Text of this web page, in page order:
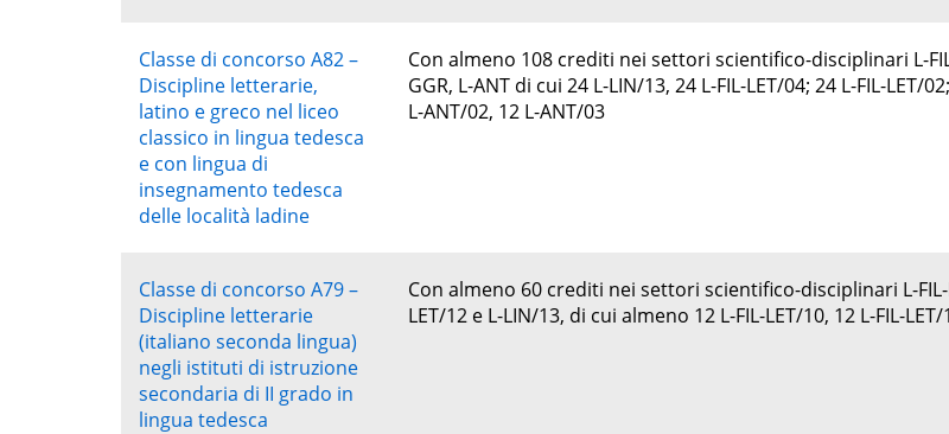
Classe di concorso A82 –
Discipline letterarie,
latino e greco nel liceo
classico in lingua tedesca
e con lingua di
insegnamento tedesca
delle località ladine
Con almeno 108 crediti nei settori scientifico-disciplinari L-
GGR, L-ANT di cui 24 L-LIN/13, 24 L-FIL-LET/04; 24 L-FIL-LET/
L-ANT/02, 12 L-ANT/03
Classe di concorso A79 –
Discipline letterarie
(italiano seconda lingua)
negli istituti di istruzione
secondaria di II grado in
lingua tedesca
Con almeno 60 crediti nei settori scientifico-disciplinari L-FIL-
LET/12 e L-LIN/13, di cui almeno 12 L-FIL-LET/10, 12 L-FIL-